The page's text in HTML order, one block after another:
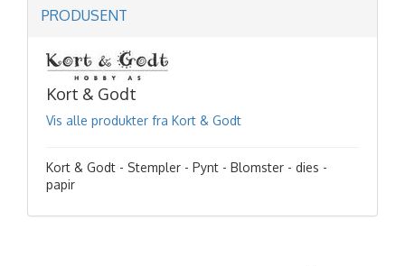
PRODUSENT
Kort & Godt
Vis alle produkter fra Kort & Godt
Kort & Godt - Stempler - Pynt - Blomster - dies -
papir